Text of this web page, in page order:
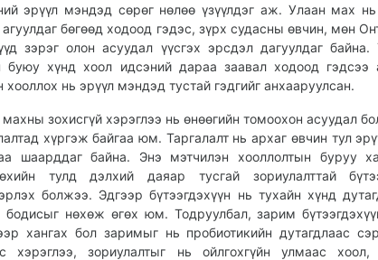
эрүүл мэндэд сөрөг нөлөө үзүүлдэг аж. Улаан мах
бөгөөд ходоод гэдэс, зүрх судасны өвчин, мөн
зэрэг олон асуудал үүсгэх эрсдэл дагуулдаг байна.
буюу хүнд хоол идсэний дараа заавал ходоод гэдсээ
хооллох нь эрүүл мэндэд тустай гэдгийг анхааруулсан.
зохисгүй хэрэглээ нь өнөөгийн томоохон асуудал
хүргэж байгаа юм. Таргалалт нь архаг өвчин тул
шаарддаг байна. Энэ мэтчилэн хооллолтын буруу
тулд дэлхий даяар тусгай зориулалттай
болжээ. Эдгээр бүтээгдэхүүн нь тухайн хүнд
бодисыг нөхөж өгөх юм. Тодруулбал, зарим
хангах бол заримыг нь пробиотикийн дутагдлаас
хэрэглээ, зориулалтыг нь ойлгохгүйн улмаас хоол,